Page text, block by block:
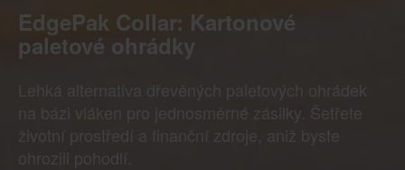
EdgePak Collar: Kartonové
paletové ohrádky
Lehká alternativa dřevěných paletových ohrádek
na bázi vláken pro jednosměrné zásilky. Šetřete
životní prostředí a finanční zdroje, aniž byste
ohrozili pohodlí.